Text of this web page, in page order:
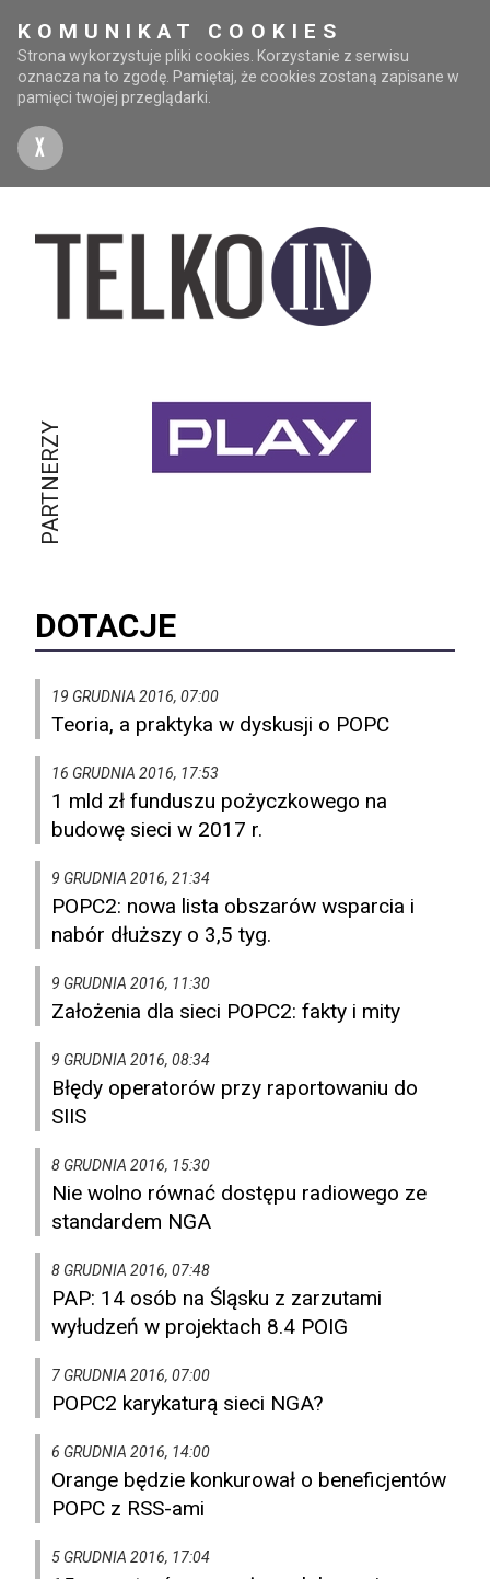
KOMUNIKAT COOKIES
Strona wykorzystuje pliki cookies. Korzystanie z serwisu
oznacza na to zgodę. Pamiętaj, że cookies zostaną zapisane w
pamięci twojej przeglądarki.
X
PARTNERZY
DOTACJE
19 GRUDNIA 2016, 07:00
Teoria, a praktyka w dyskusji o POPC
16 GRUDNIA 2016, 17:53
1 mld zł funduszu pożyczkowego na
budowę sieci w 2017 r.
9 GRUDNIA 2016, 21:34
POPC2: nowa lista obszarów wsparcia i
nabór dłuższy o 3,5 tyg.
9 GRUDNIA 2016, 11:30
Założenia dla sieci POPC2: fakty i mity
9 GRUDNIA 2016, 08:34
Błędy operatorów przy raportowaniu do
SIIS
8 GRUDNIA 2016, 15:30
Nie wolno równać dostępu radiowego ze
standardem NGA
8 GRUDNIA 2016, 07:48
PAP: 14 osób na Śląsku z zarzutami
wyłudzeń w projektach 8.4 POIG
7 GRUDNIA 2016, 07:00
POPC2 karykaturą sieci NGA?
6 GRUDNIA 2016, 14:00
Orange będzie konkurował o beneficjentów
POPC z RSS-ami
5 GRUDNIA 2016, 17:04